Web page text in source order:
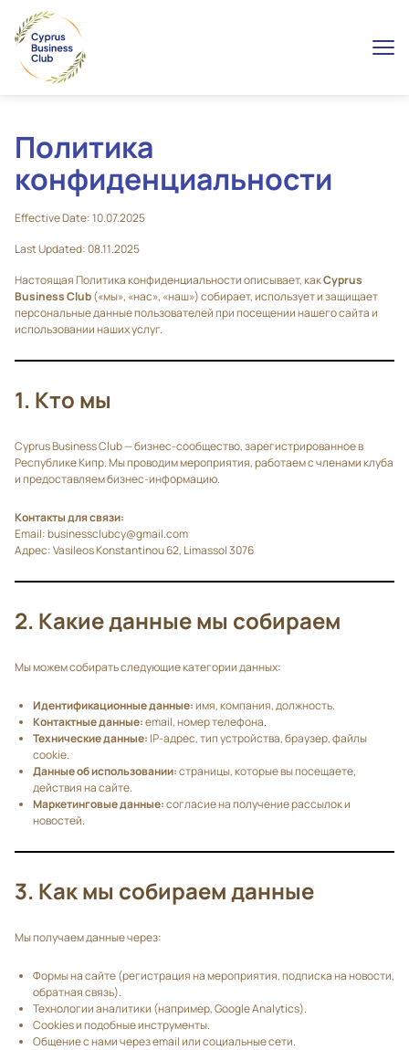
Политика
конфиденциальности
Effective Date: 10.07.2025
Last Updated: 08.11.2025
Настоящая Политика конфиденциальности описывает, какCyprus
Business Club(«мы», «нас», «наш») собирает, использует и защищает
персональные данные пользователей при посещении нашего сайта и
использовании наших услуг.
1. Кто мы
Cyprus Business Club — бизнес-сообщество, зарегистрированное в
Республике Кипр. Мы проводим мероприятия, работаем с членами клуба
и предоставляем бизнес-информацию.
Контакты для связи:
Email: businessclubcy@gmail.com
Адрес: Vasileos Konstantinou 62, Limassol 3076
2. Какие данные мы собираем
Мы можем собирать следующие категории данных:
Идентификационные данные:имя, компания, должность.
Контактные данные:email, номер телефона.
Технические данные: IP-адрес, тип устройства, браузер, файлы
cookie.
Данные об использовании:страницы, которые вы посещаете,
действия на сайте.
Маркетинговые данные:согласие на получение рассылок и
новостей.
3. Как мы собираем данные
Мы получаем данные через:
Формы на сайте (регистрация на мероприятия, подписка на новости,
обратная связь).
Технологии аналитики (например, Google Analytics).
Cookies и подобные инструменты.
Общение с нами через email или социальные сети.